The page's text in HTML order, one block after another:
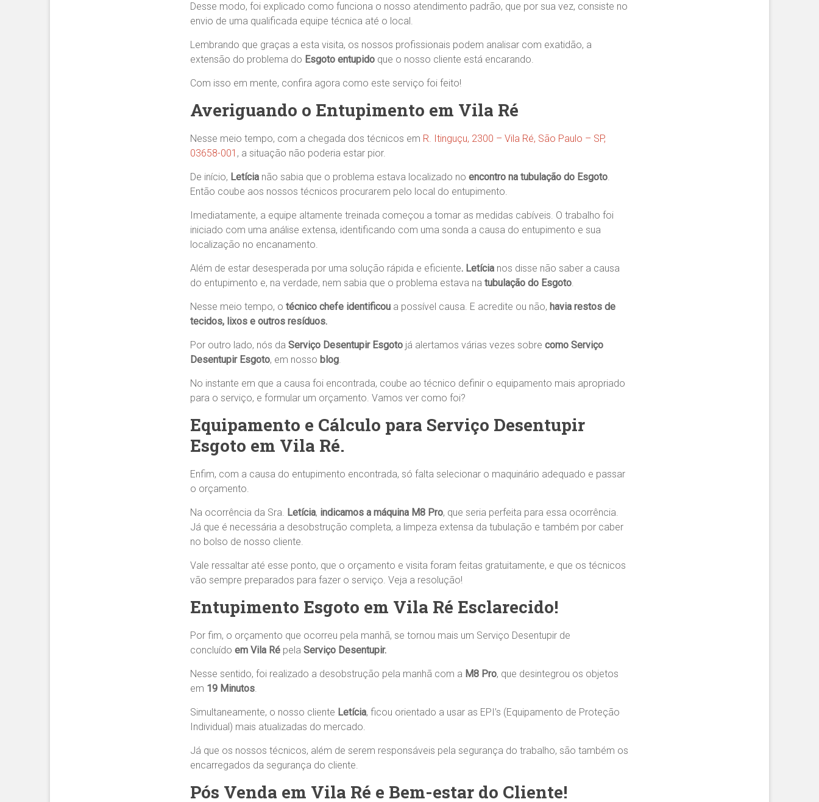
Desse modo, foi explicado como funciona o nosso atendimento padrão, que por sua vez, consiste no
envio de uma qualificada equipe técnica até o local.
Lembrando que graças a esta visita, os nossos profissionais podem analisar com exatidão, a
extensão do problema do Esgoto entupido que o nosso cliente está encarando.
Com isso em mente, confira agora como este serviço foi feito!
Averiguando o Entupimento em Vila Ré
Nesse meio tempo, com a chegada dos técnicos em R. Itinguçu, 2300 – Vila Ré, São Paulo – SP,
03658-001 , a situação não poderia estar pior.
De início, Letícia não sabia que o problema estava localizado no encontro na tubulação do Esgoto.
Então coube aos nossos técnicos procurarem pelo local do entupimento.
Imediatamente, a equipe altamente treinada começou a tomar as medidas cabíveis. O trabalho foi
iniciado com uma análise extensa, identificando com uma sonda a causa do entupimento e sua
localização no encanamento.
Além de estar desesperada por uma solução rápida e eficiente. Letícia nos disse não saber a causa
do entupimento e, na verdade, nem sabia que o problema estava na tubulação do Esgoto.
Nesse meio tempo, o técnico chefe identificou a possível causa. E acredite ou não, havia restos de
tecidos, lixos e outros resíduos.
Por outro lado, nós da Serviço Desentupir Esgoto já alertamos várias vezes sobre como Serviço
Desentupir Esgoto, em nosso blog.
No instante em que a causa foi encontrada, coube ao técnico definir o equipamento mais apropriado
para o serviço, e formular um orçamento. Vamos ver como foi?
Equipamento e Cálculo para Serviço Desentupir
Esgoto em Vila Ré.
Enfim, com a causa do entupimento encontrada, só falta selecionar o maquinário adequado e passar
o orçamento.
Na ocorrência da Sra. Letícia, indicamos a máquina M8 Pro, que seria perfeita para essa ocorrência.
Já que é necessária a desobstrução completa, a limpeza extensa da tubulação e também por caber
no bolso de nosso cliente.
Vale ressaltar até esse ponto, que o orçamento e visita foram feitas gratuitamente, e que os técnicos
vão sempre preparados para fazer o serviço. Veja a resolução!
Entupimento Esgoto em Vila Ré Esclarecido!
Por fim, o orçamento que ocorreu pela manhã, se tornou mais um Serviço Desentupir de
concluído em Vila Ré pela Serviço Desentupir.
Nesse sentido, foi realizado a desobstrução pela manhã com a M8 Pro, que desintegrou os objetos
em 19 Minutos.
Simultaneamente, o nosso cliente Letícia, ficou orientado a usar as EPI’s (Equipamento de Proteção
Individual) mais atualizadas do mercado.
Já que os nossos técnicos, além de serem responsáveis pela segurança do trabalho, são também os
encarregados da segurança do cliente.
Pós Venda em Vila Ré e Bem-estar do Cliente!